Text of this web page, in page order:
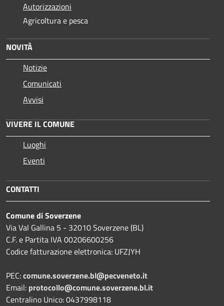
Autorizzazioni
Agricoltura e pesca
NOVITÀ
Notizie
Comunicati
Avvisi
VIVERE IL COMUNE
Luoghi
Eventi
CONTATTI
Comune di Soverzene
Via Val Gallina 5 - 32010 Soverzene (BL)
C.F. e Partita IVA 00206600256
Codice fatturazione elettronica: UFZJYH
PEC:comune.soverzene.bl@pecveneto.it
Email: protocollo@comune.soverzene.bl.it
Centralino Unico: 0437998118